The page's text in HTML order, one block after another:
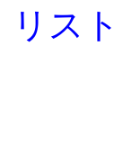
リス